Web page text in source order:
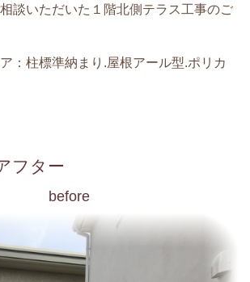
談いただいた １階北側テラス工事のご
：柱標準納まり.屋根アール型.ポリカ
フター
before